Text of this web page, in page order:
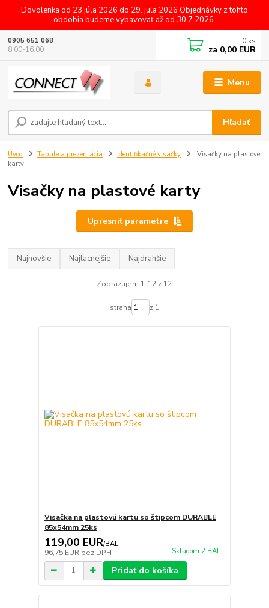
Dovolenka od 23 júla 2026 do 29. jula 2026 Objednávky z tohto
obdobia budeme vybavovať až od 30.7.2026.
Menu
Hľadať
0905 651 068
8.00-16.00
0 ks
za 0,00 EUR
Úvod Tabule a prezentácia Identifikačné visačky
Visačky na plastové
karty
Visačky na plastové karty
Upresniť parametre
Najnovšie Najlacnejšie Najdrahšie
Zobrazujem 1-12 z 12
strana z 1
Visačka na plastovú kartu so štipcom DURABLE
85x54mm 25ks
119,00 EUR/BAL.
96,75 EUR bez DPH Skladom 2 BAL.
Pridať do košíka